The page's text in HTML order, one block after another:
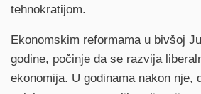
tehnokratijom.
Ekonomskim reformama u bivšoj
godine, počinje da se razvija
ekonomija. U godinama nakon nje,